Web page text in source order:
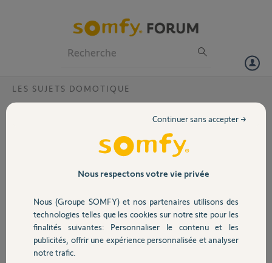
Volet
Sécurité
Domotique
LES SUJETS DOMOTIQUE
Pose recepteur izymo volet roulant sur
Bonjour,
Afin de completer
l'utilisation de ma
de poser un recepteur
sur un interrupteur filaire
Arnould Club , il y a que 3 fils electriques l'appareillage Arnould : la
phase (rouge) , un fil montée et un fil descente mais il n'y a pas le
neutre comme indiqué sur le schéma du recepteur Izymo , le neutre
Nous respectons votre vie privée
Nous (Groupe SOMFY) et nos partenaires utilisons des
technologies telles que les cookies sur notre site pour les
finalités suivantes: Personnaliser le contenu et les
publicités, offrir une expérience personnalisée et analyser
notre trafic.
Continuer sans accepter →